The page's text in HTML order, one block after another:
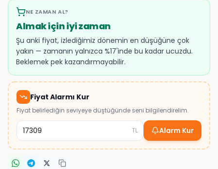
NE ZAMAN AL?
Almak için iyi zaman
Şu anki fiyat, izlediğimiz dönemin en düşüğüne çok
yakın — zamanın yalnızca %17'inde bu kadar ucuzdu.
Beklemek pek kazandırmayabilir.
Fiyat Alarmı Kur
Fiyat belirlediğin seviyeye düştüğünde seni bilgilendirelim.
TL Alarm Kur